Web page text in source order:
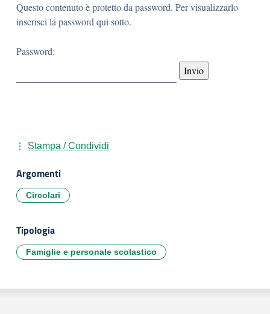
Questo contenuto è protetto da password. Per visualizzarlo
inserisci la password qui sotto.
Password:
Stampa / Condividi
Argomenti
Circolari
Tipologia
Famiglie e personale scolastico